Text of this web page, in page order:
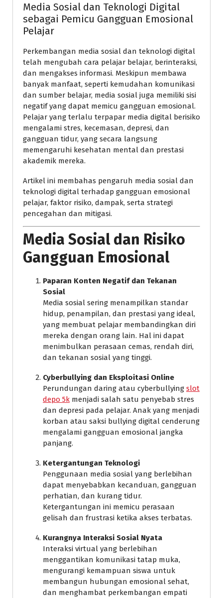
Media Sosial dan Teknologi Digital
sebagai Pemicu Gangguan Emosional
Pelajar
Perkembangan media sosial dan teknologi digital
telah mengubah cara pelajar belajar, berinteraksi,
dan mengakses informasi. Meskipun membawa
banyak manfaat, seperti kemudahan komunikasi
dan sumber belajar, media sosial juga memiliki sisi
negatif yang dapat memicu gangguan emosional.
Pelajar yang terlalu terpapar media digital berisiko
mengalami stres, kecemasan, depresi, dan
gangguan tidur, yang secara langsung
memengaruhi kesehatan mental dan prestasi
akademik mereka.
Artikel ini membahas pengaruh media sosial dan
teknologi digital terhadap gangguan emosional
pelajar, faktor risiko, dampak, serta strategi
pencegahan dan mitigasi.
Media Sosial dan Risiko
Gangguan Emosional
Paparan Konten Negatif dan Tekanan
Sosial
Media sosial sering menampilkan standar
hidup, penampilan, dan prestasi yang ideal,
yang membuat pelajar membandingkan diri
mereka dengan orang lain. Hal ini dapat
menimbulkan perasaan cemas, rendah diri,
dan tekanan sosial yang tinggi.
Cyberbullying dan Eksploitasi Online
Perundungan daring atau cyberbullying slot
depo 5k menjadi salah satu penyebab stres
dan depresi pada pelajar. Anak yang menjadi
korban atau saksi bullying digital cenderung
mengalami gangguan emosional jangka
panjang.
Ketergantungan Teknologi
Penggunaan media sosial yang berlebihan
dapat menyebabkan kecanduan, gangguan
perhatian, dan kurang tidur.
Ketergantungan ini memicu perasaan
gelisah dan frustrasi ketika akses terbatas.
Kurangnya Interaksi Sosial Nyata
Interaksi virtual yang berlebihan
menggantikan komunikasi tatap muka,
mengurangi kemampuan siswa untuk
membangun hubungan emosional sehat,
dan menghambat perkembangan empati